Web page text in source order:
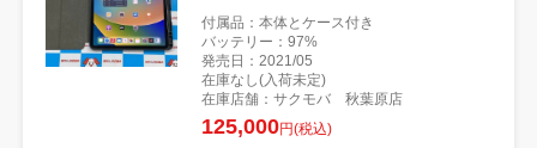
付属品：本体とケース付き
バッテリー：97%
発売日：2021/05
在庫なし(入荷未定)
在庫店舗：サクモバ 秋葉原店
125,000円(税込)